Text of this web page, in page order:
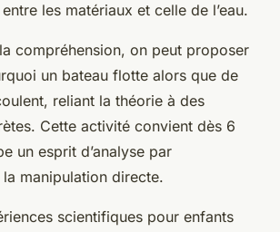
les matériaux et celle de l’eau.
compréhension, on peut proposer
un bateau flotte alors que de
reliant la théorie à des
Cette activité convient dès 6
un esprit d’analyse par
la manipulation directe.
scientifiques pour enfants